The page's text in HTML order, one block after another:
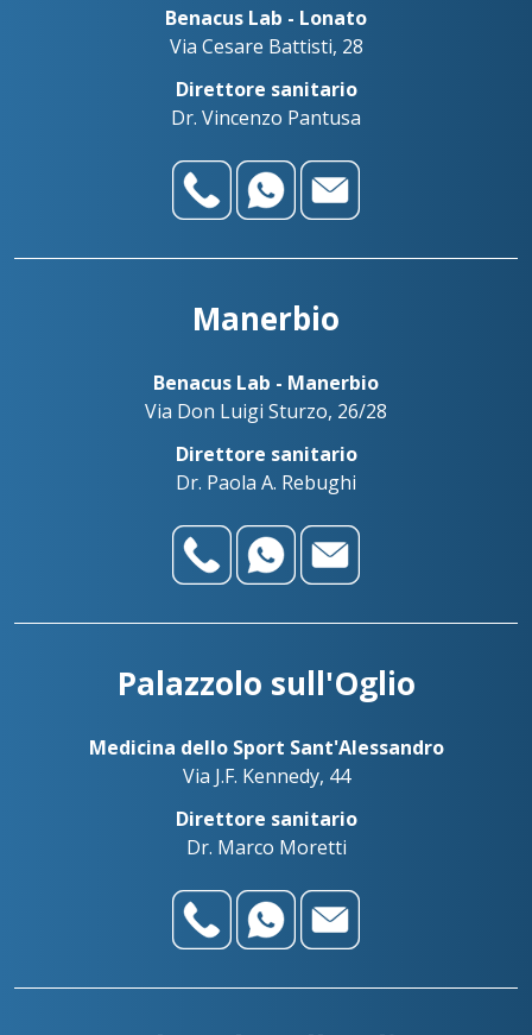
Benacus Lab - Lonato
Via Cesare Battisti, 28
Direttore sanitario
Dr. Vincenzo Pantusa
Manerbio
Benacus Lab - Manerbio
Via Don Luigi Sturzo, 26/28
Direttore sanitario
Dr. Paola A. Rebughi
Palazzolo sull'Oglio
Medicina dello Sport Sant'Alessandro
Via J.F. Kennedy, 44
Direttore sanitario
Dr. Marco Moretti